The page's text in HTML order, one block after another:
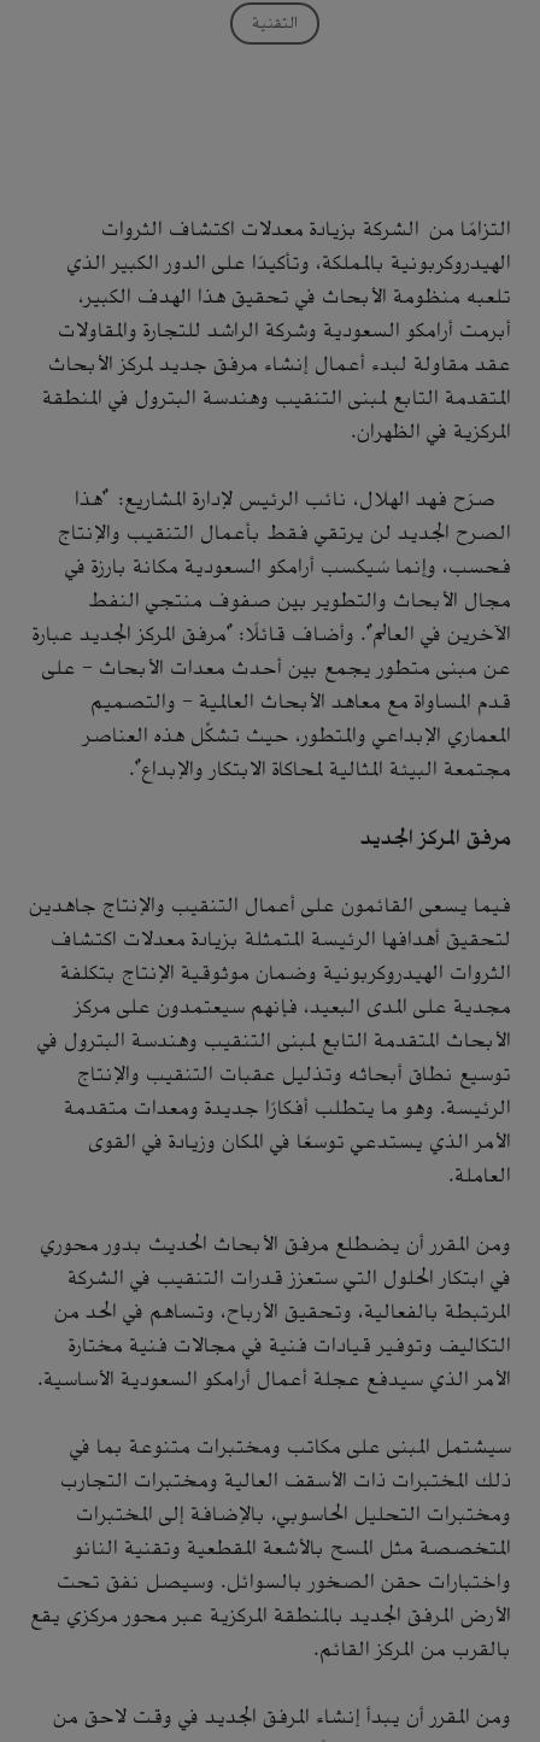
التقنية
التزامًا من الشركة بزيادة معدلات اكتشاف الثروات
الهيدروكربونية بالمملكة، وتأكيدًا على الدور الكبير الذي
تلعبه منظومة الأبحاث في تحقيق هذا الهدف الكبير،
أبرمت أرامكو السعودية وشركة الراشد للتجارة والمقاولات
عقد مقاولة لبدء أعمال إنشاء مرفق جديد لمركز الأبحاث
المتقدمة التابع لمبنى التنقيب وهندسة البترول في المنطقة
المركزية في الظهران.
صرّح فهد الهلال، نائب الرئيس لإدارة المشاريع: "هذا
الصرح الجديد لن يرتقي فقط بأعمال التنقيب والإنتاج
فحسب، وإنما سُيكسب أرامكو السعودية مكانة بارزة في
مجال الأبحاث والتطوير بين صفوف منتجي النفط
الآخرين في العالم". وأضاف قائلًا: "مرفق المركز الجديد عبارة
عن مبنى متطور يجمع بين أحدث معدات الأبحاث - على
قدم المساواة مع معاهد الأبحاث العالمية - والتصميم
المعماري الإبداعي والمتطور، حيث تشكِّل هذه العناصر
مجتمعة البيئة المثالية لمحاكاة الابتكار والإبداع".
مرفق المركز الجديد
فيما يسعى القائمون على أعمال التنقيب والإنتاج جاهدين
لتحقيق أهدافها الرئيسة المتمثلة بزيادة معدلات اكتشاف
الثروات الهيدروكربونية وضمان موثوقية الإنتاج بتكلفة
مجدية على المدى البعيد، فإنهم سيعتمدون على مركز
الأبحاث المتقدمة التابع لمبنى التنقيب وهندسة البترول في
توسيع نطاق أبحاثه وتذليل عقبات التنقيب والإنتاج
الرئيسة. وهو ما يتطلب أفكارًا جديدة ومعدات متقدمة
الأمر الذي يستدعي توسعًا في المكان وزيادة في القوى
العاملة.
ومن المقرر أن يضطلع مرفق الأبحاث الحديث بدور محوري
في ابتكار الحلول التي ستعزز قدرات التنقيب في الشركة
المرتبطة بالفعالية، وتحقيق الأرباح، وتساهم في الحد من
التكاليف وتوفير قيادات فنية في مجالات فنية مختارة
الأمر الذي سيدفع عجلة أعمال أرامكو السعودية الأساسية.
سيشتمل المبنى على مكاتب ومختبرات متنوعة بما في
ذلك المختبرات ذات الأسقف العالية ومختبرات التجارب
ومختبرات التحليل الحاسوبي، بالإضافة إلى المختبرات
المتخصصة مثل المسح بالأشعة المقطعية وتقنية النانو
واختبارات حقن الصخور بالسوائل. وسيصل نفق تحت
الأرض المرفق الجديد بالمنطقة المركزية عبر محور مركزي يقع
بالقرب من المركز القائم.
ومن المقرر أن يبدأ إنشاء المرفق الجديد في وقت لاحق من